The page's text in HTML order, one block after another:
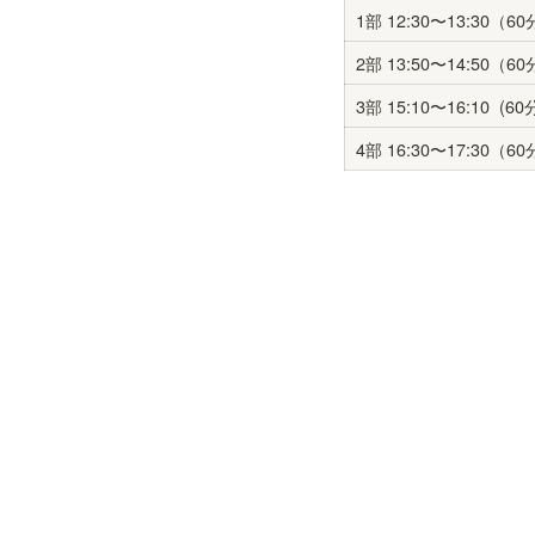
1部 12:30〜13:30（60
2部 13:50〜14:50（60
3部 15:10〜16:10  (60
4部 16:30〜17:30（60